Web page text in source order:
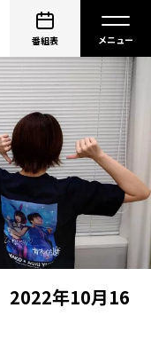
番組表
年10月16